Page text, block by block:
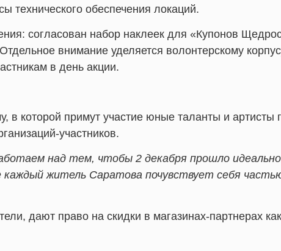
технического обеспечения локаций.
согласован набор наклеек для «Купонов
внимание уделяется волонтерскому
в день акции.
в которой примут участие юные таланты и артисты
участников.
над тем, чтобы 2 декабря прошло
житель Саратова почувствует себя
дают право на скидки в магазинах-партнерах